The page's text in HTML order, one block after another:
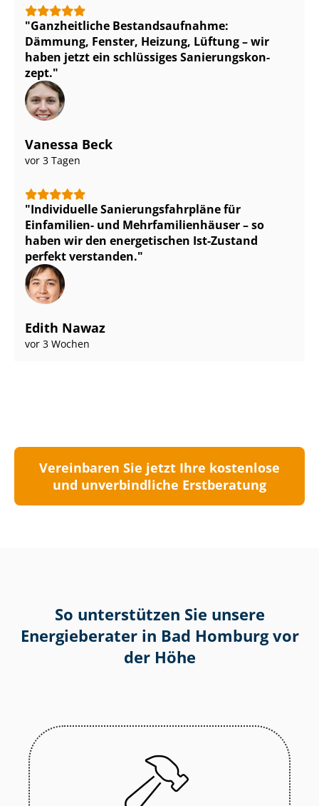
Ganzheitliche Be­stands­auf­nah­me:
Dämmung, Fenster, Heizung, Lüftung – wir
haben jetzt ein schlüssiges Sa­nie­rungs­kon­
zept.
Vanessa Beck
vor 3 Tagen
Individuelle Sa­nie­rungs­fahr­plä­ne für
Einfamilien- und Mehr­fa­mi­li­en­häu­ser – so
haben wir den energetischen Ist-Zustand
perfekt verstanden.
Edith Nawaz
vor 3 Wochen
Vereinbaren Sie jetzt Ihre kostenlose
und unverbindliche Erstberatung
So unterstützen Sie unsere
Energieberater in Bad Homburg vor
der Höhe